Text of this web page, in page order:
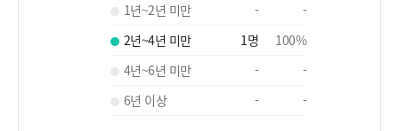
1년~2년 미만
-
-
2년~4년 미만
1명 100%
4년~6년 미만
-
-
6년 이상
- -